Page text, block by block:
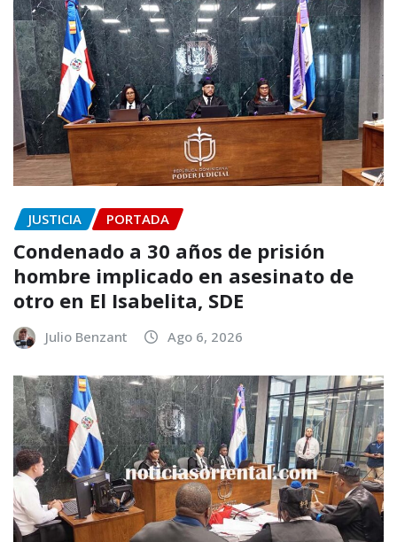
JUSTICIA PORTADA
Condenado a 30 años de prisión
hombre implicado en asesinato de
otro en El Isabelita, SDE
Julio Benzant Ago 6, 2026